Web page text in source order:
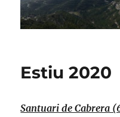
Estiu 2020
Santuari de Cabrera